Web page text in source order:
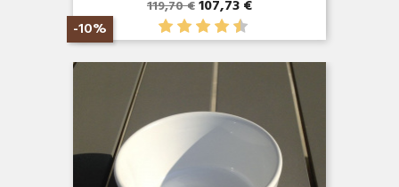
119,70 €
-10%
107,73 €
Vista rápida